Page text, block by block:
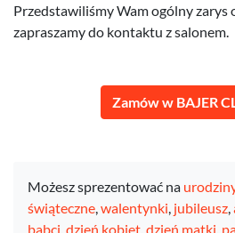
Przedstawiliśmy Wam ogólny zarys
zapraszamy do kontaktu z salonem.
Zamów w BAJER
Możesz sprezentować na
świąteczne walentynki jubileusz
babci dzień kobiet dzień matki